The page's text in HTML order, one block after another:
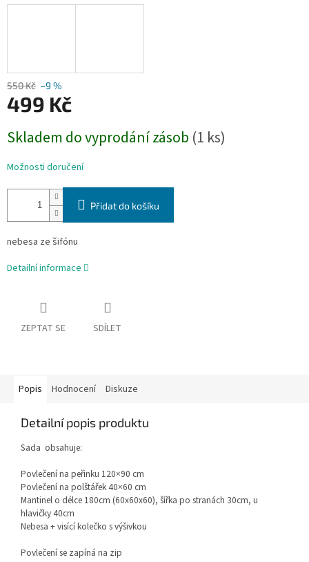
550 Kč –9 %
499 Kč
cena:
Skladem do vyprodání zásob (1 ks)
Možnosti doručení
Přidat do košíku
nebesa ze šifónu
Detailní informace
ZEPTAT SE SDÍLET
Popis Hodnocení Diskuze
Detailní popis produktu
Sada obsahuje:
Povlečení na peřinku 120×90 cm
Povlečení na polštářek 40×60 cm
Mantinel o délce 180cm (60x60x60), šířka po stranách 30cm, u
hlavičky 40cm
Nebesa + visící kolečko s výšivkou
Povlečení se zapíná na zip